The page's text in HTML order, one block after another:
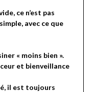
ce n’est pas
avec ce que
« moins bien ».
et bienveillance
il est toujours